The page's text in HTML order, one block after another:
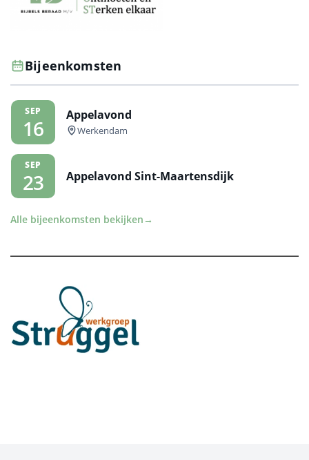
Bijeenkomsten
SEP
16
Appelavond
Werkendam
SEP
23 Appelavond Sint-Maartensdijk
Alle bijeenkomsten bekijken →